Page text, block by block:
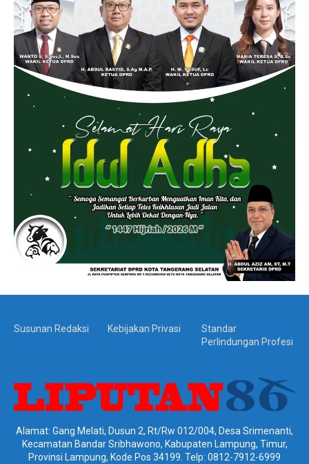
Susunan Redaksi Kebijakan Privasi
Standar
Perlindungan Profesi
Alamat: Gang Melati, Dusun 2, Rt/Rw 012/004, Desa Srimenanti,
Kecamatan Bandar Sribhawono, Kabupaten Lampung, Timur,
Provinsi Lampung, Kode Pos 34199. Telp: 0812-7912-6999